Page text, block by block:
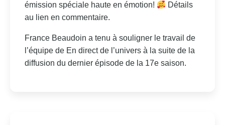
émission spéciale haute en émotion!
Détails
au lien en commentaire.
France Beaudoin a tenu à souligner le travail de
l’équipe de En direct de l’univers à la suite de la
diffusion du dernier épisode de la 17e saison.